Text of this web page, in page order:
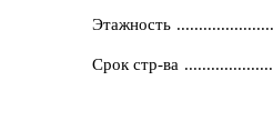
Этажность
Срок стр-ва